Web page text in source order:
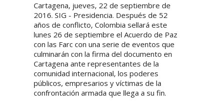
Cartagena, jueves, 22 de septiembre de
2016. SIG - Presidencia. Después de 52
años de conflicto, Colombia sellará este
lunes 26 de septiembre el Acuerdo de Paz
con las Farc con una serie de eventos que
culminarán con la firma del documento en
Cartagena ante representantes de la
comunidad internacional, los poderes
públicos, empresarios y víctimas de la
confrontación armada que llega a su fin.